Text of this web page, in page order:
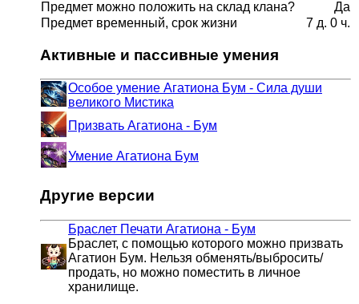
Предмет можно положить на склад клана?
Да
Предмет временный, срок жизни
7 д. 0 ч.
Активные и пассивные умения
Особое умение Агатиона Бум - Сила души
великого Мистика
Призвать Агатиона - Бум
Умение Агатиона Бум
Другие версии
Браслет Печати Агатиона - Бум
Браслет, с помощью которого можно призвать
Агатион Бум. Нельзя обменять/выбросить/
продать, но можно поместить в личное
хранилище.